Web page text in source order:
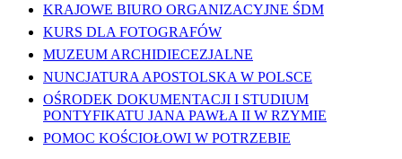
KRAJOWE BIURO ORGANIZACYJNE ŚDM
KURS DLA FOTOGRAFÓW
MUZEUM ARCHIDIECEZJALNE
NUNCJATURA APOSTOLSKA W POLSCE
OŚRODEK DOKUMENTACJI I STUDIUM
PONTYFIKATU JANA PAWŁA II W RZYMIE
POMOC KOŚCIOŁOWI W POTRZEBIE